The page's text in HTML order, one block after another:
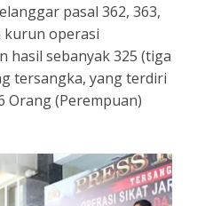
pasal 362, 363,
kurun operasi
hasil sebanyak 325 (tiga
tersangka, yang terdiri
Orang (Perempuan)